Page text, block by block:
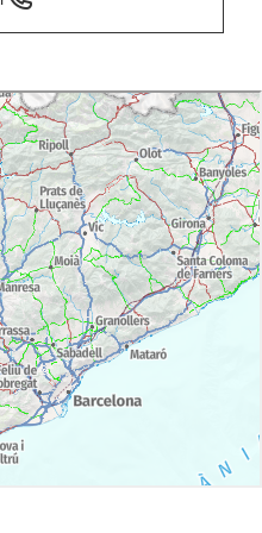
possible al Museu de
de Sant Corneli
la superfície, i des d'aquí
dels dinosaures en
de Fumanya.
zona però a cavall. Al
a muntar i fan
prepara l'ham,
un lloc ideal per
ho). Posa't en mans
Més tard, a
de rucs catalans més
elaborats amb llet
manera d'acabar
te a l'spa
sense pedalar una